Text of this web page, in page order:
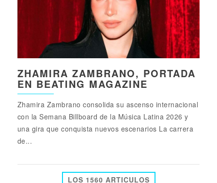
ZHAMIRA ZAMBRANO, PORTADA
EN BEATING MAGAZINE
Zhamira Zambrano consolida su ascenso internacional
con la Semana Billboard de la Música Latina 2026 y
una gira que conquista nuevos escenarios La carrera
de...
LOS 1560 ARTICULOS